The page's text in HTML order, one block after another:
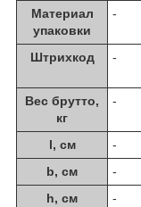
Материал
упаковки
-
Штрихкод -
Вес брутто,
кг
-
l, см -
b, см
-
h, см
-